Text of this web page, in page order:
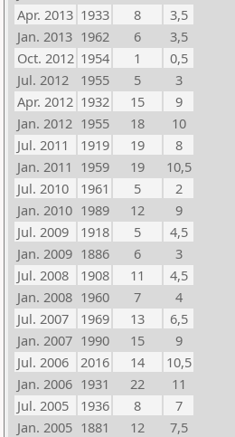
Apr. 2013 1933 8
3,5
Jan. 2013 1962 6
3,5
Oct. 2012 1954 1
0,5
Jul. 2012
1955 5
3
Apr. 2012 1932 15
9
Jan. 2012 1955 18
10
Jul. 2011
1919 19
8
Jan. 2011 1959 19
10,5
Jul. 2010
1961 5
2
Jan. 2010 1989 12
9
Jul. 2009
1918 5
4,5
Jan. 2009 1886 6
3
Jul. 2008
1908 11
4,5
Jan. 2008 1960 7
4
Jul. 2007
1969 13
6,5
Jan. 2007 1990 15
9
Jul. 2006
2016 14
10,5
Jan. 2006 1931 22
11
Jul. 2005
1936 8
7
Jan. 2005 1881 12
7,5